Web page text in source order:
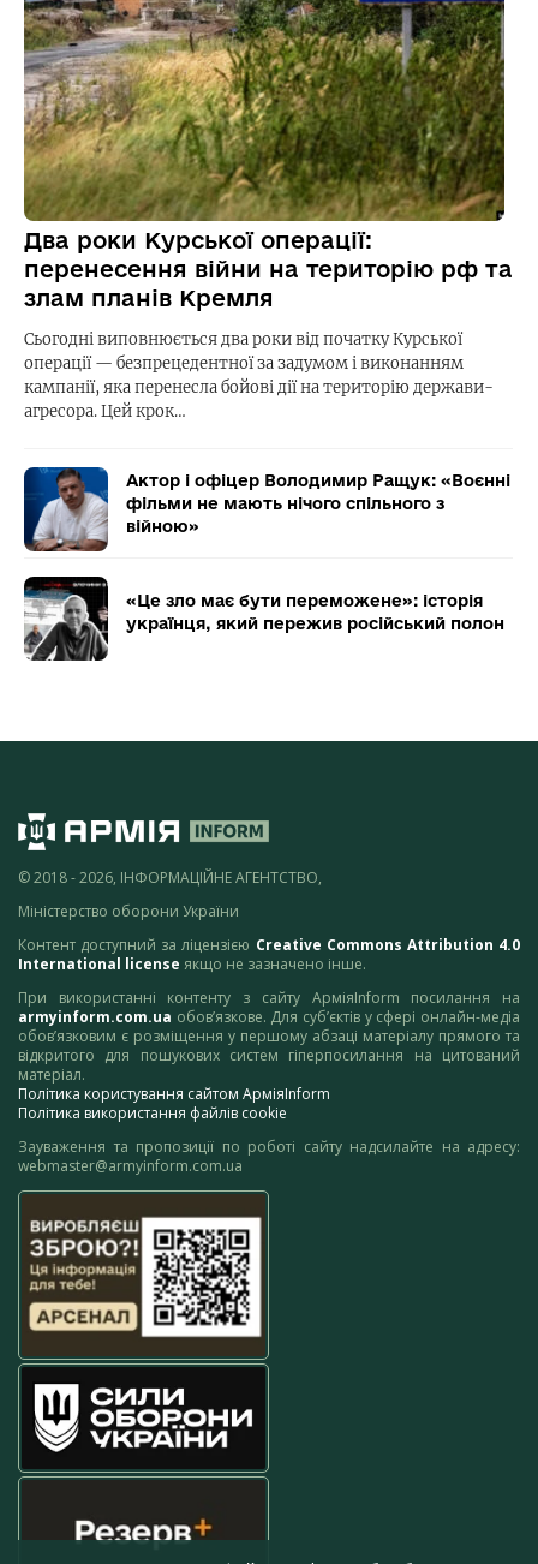
Два роки Курської операції:
перенесення війни на територію рф та
злам планів Кремля
Сьогодні виповнюється два роки від початку Курської
операції — безпрецедентної за задумом і виконанням
кампанії, яка перенесла бойові дії на територію держави-
агресора. Цей крок…
Актор і офіцер Володимир Ращук: «Воєнні
фільми не мають нічого спільного з
війною»
«Це зло має бути переможене»: історія
українця, який пережив російський полон
© 2018 - 2026, ІНФОРМАЦІЙНЕ АГЕНТСТВО,
Міністерство оборони України
Контент доступний за ліцензією Creative Commons Attribution 4.0
International license якщо не зазначено інше.
При використанні контенту з сайту АрміяInform посилання на
armyinform.com.ua обов’язкове. Для суб’єктів у сфері онлайн-медіа
обов’язковим є розміщення у першому абзаці матеріалу прямого та
відкритого для пошукових систем гіперпосилання на цитований
матеріал.
Політика користування сайтом АрміяInform
Політика використання файлів cookie
Зауваження та пропозиції по роботі сайту надсилайте на адресу:
webmaster@armyinform.com.ua